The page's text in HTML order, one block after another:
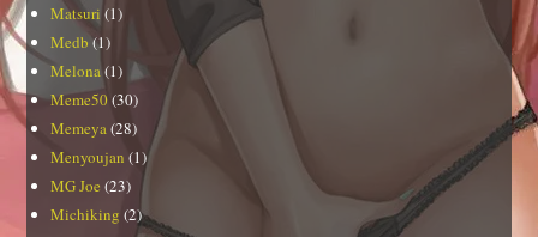
Matsuri (1)
Medb (1)
Melona (1)
Meme50(30)
Memeya (28)
Menyoujan (1)
MG Joe (23)
Michiking (2)